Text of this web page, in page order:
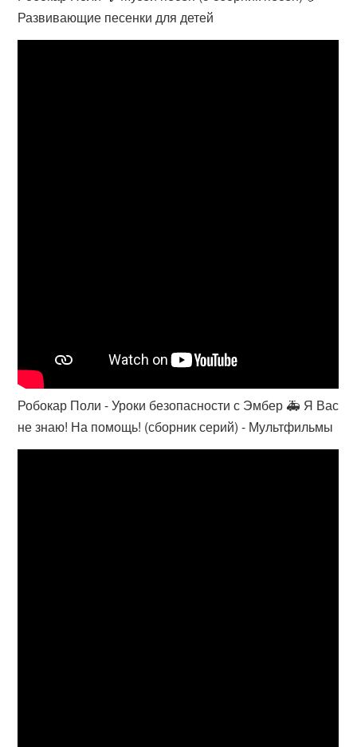
Развивающие песенки для детей
Робокар Поли - Уроки безопасности с Эмбер 🚑 Я Вас
не знаю! На помощь! (сборник серий) - Мультфильмы